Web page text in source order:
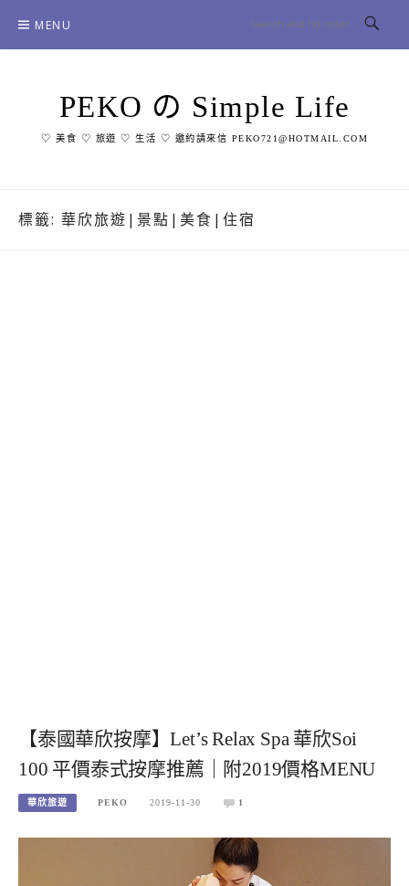
content
MENU
PEKO の Simple Life
♡ 美食 ♡ 旅遊 ♡ 生活 ♡ 邀約請來信 PEKO721@HOTMAIL.COM
標籤: 華欣旅遊|景點|美食|住宿
【泰國華欣按摩】Let’s Relax Spa 華欣Soi
100 平價泰式按摩推薦｜附2019價格MENU
華欣旅遊 PEKO 2019-11-30 1